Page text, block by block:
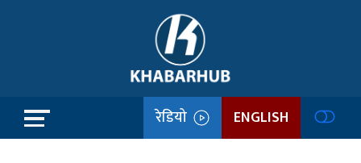
रेडियो ENGLISH